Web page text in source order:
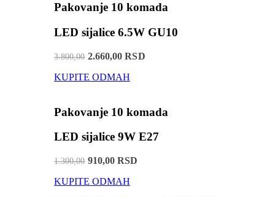
Pakovanje 10 komada
LED sijalice 6.5W GU10
3.800,002.660,00 RSD
KUPITE ODMAH
Pakovanje 10 komada
LED sijalice 9W E27
1.300,00910,00 RSD
KUPITE ODMAH